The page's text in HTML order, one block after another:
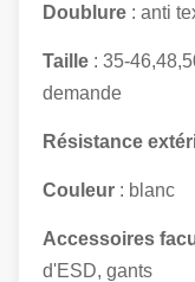
Doublure : anti
Taille : 35-
demande
Résistance
Couleur : blanc
Accessoires
d'ESD, gants